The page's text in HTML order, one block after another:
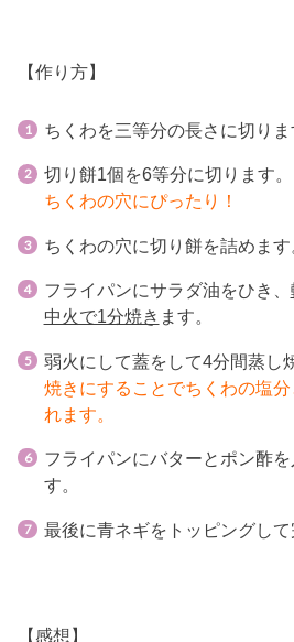
【作り方】
ちくわを三等分の長さに切りま
切り餅1個を6等分に切ります。
ちくわの穴にぴったり！
ちくわの穴に切り餅を詰めます
フライパンにサラダ油をひき、
中火で1分焼き ます。
弱火にして蓋をして4分間蒸し
焼きにすることでちくわの塩
れます。
フライパンにバターとポン酢
す。
最後に青ネギをトッピングして
【感想】